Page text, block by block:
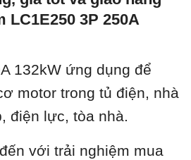
LC1E250 3P 250A
132kW ứng dụng để
motor trong tủ điện, nhà
điện lực, tòa nhà.
với trải nghiệm mua